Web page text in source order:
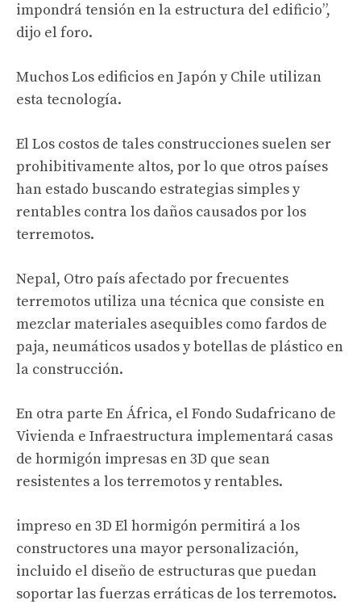
impondrá tensión en la estructura del edificio”,
dijo el foro.
MuchosLos edificios en Japón y Chile utilizan
esta tecnología.
El Los costos de tales construcciones suelen ser
prohibitivamente altos, por lo que otros países
han estado buscando estrategias simples y
rentables contra los daños causados ​​por los
terremotos.
Nepal, Otro país afectado por frecuentes
terremotos utiliza una técnica que consiste en
mezclar materiales asequibles como fardos de
paja, neumáticos usados ​​y botellas de plástico en
la construcción.
En otra parte En África, el Fondo Sudafricano de
Vivienda e Infraestructura implementará casas
de hormigón impresas en 3D que sean
resistentes a los terremotos y rentables.
impreso en 3D El hormigón permitirá a los
constructores una mayor personalización,
incluido el diseño de estructuras que puedan
soportar las fuerzas erráticas de los terremotos.